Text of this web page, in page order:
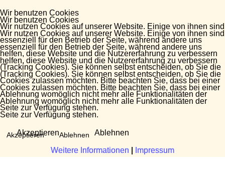
Wir benutzen Cookies
Wir nutzen Cookies auf unserer Website. Einige von ihnen sind
essenziell für den Betrieb der Seite, während andere uns
helfen, diese Website und die Nutzererfahrung zu verbessern
(Tracking Cookies). Sie können selbst entscheiden, ob Sie die
Cookies zulassen möchten. Bitte beachten Sie, dass bei einer
Ablehnung womöglich nicht mehr alle Funktionalitäten der
Seite zur Verfügung stehen.
Akzeptieren Ablehnen
Weitere Informationen Impressum
Wir benutzen Cookies
Wir nutzen Cookies auf unserer Website. Einige von ihnen sind
essenziell für den Betrieb der Seite, während andere uns
helfen, diese Website und die Nutzererfahrung zu verbessern
(Tracking Cookies). Sie können selbst entscheiden, ob Sie die
Cookies zulassen möchten. Bitte beachten Sie, dass bei einer
Ablehnung womöglich nicht mehr alle Funktionalitäten der
Seite zur Verfügung stehen.
Akzeptieren Ablehnen
Weitere Informationen Impressum